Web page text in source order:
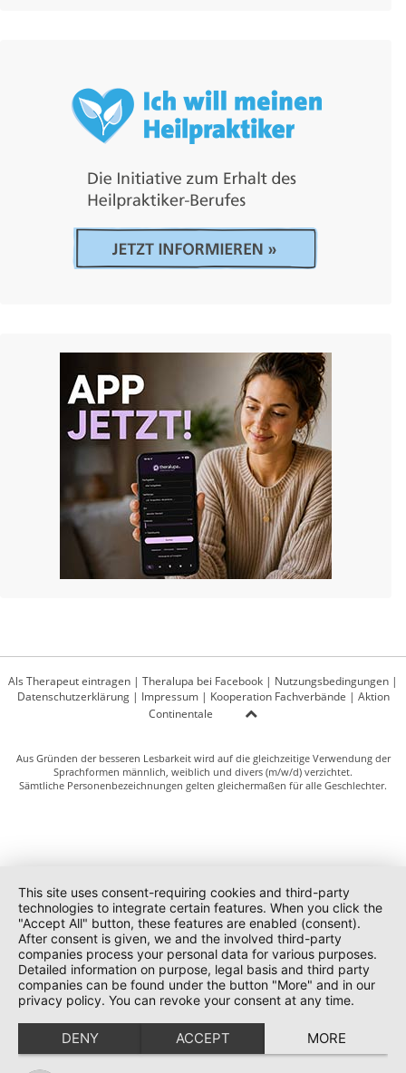
Als Therapeut eintragen | Theralupa bei Facebook | Nutzungsbedingungen |
Datenschutzerklärung| Impressum| Kooperation Fachverbände | Aktion
Continentale
Aus Gründen der besseren Lesbarkeit wird auf die gleichzeitige Verwendung der
Sprachformen männlich, weiblich und divers (m/w/d) verzichtet.
Sämtliche Personenbezeichnungen gelten gleichermaßen für alle Geschlechter.
This site uses consent-requiring cookies and third-party
technologies to integrate certain features. When you click the
"Accept All" button, these features are enabled (consent).
After consent is given, we and the involved third-party
companies process your personal data for various purposes.
Detailed information on purpose, legal basis and third party
companies can be found under the button "More" and in our
privacy policy. You can revoke your consent at any time.
DENY ACCEPT MORE